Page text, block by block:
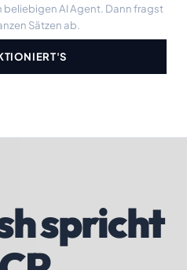
beliebigen AI Agent. Dann fragst
Sätzen ab.
spricht